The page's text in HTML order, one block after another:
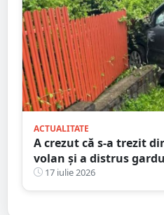
ACTUALITATE
A crezut că s-a trezit
volan și a distrus
județul Satu Mare
17 iulie 2026